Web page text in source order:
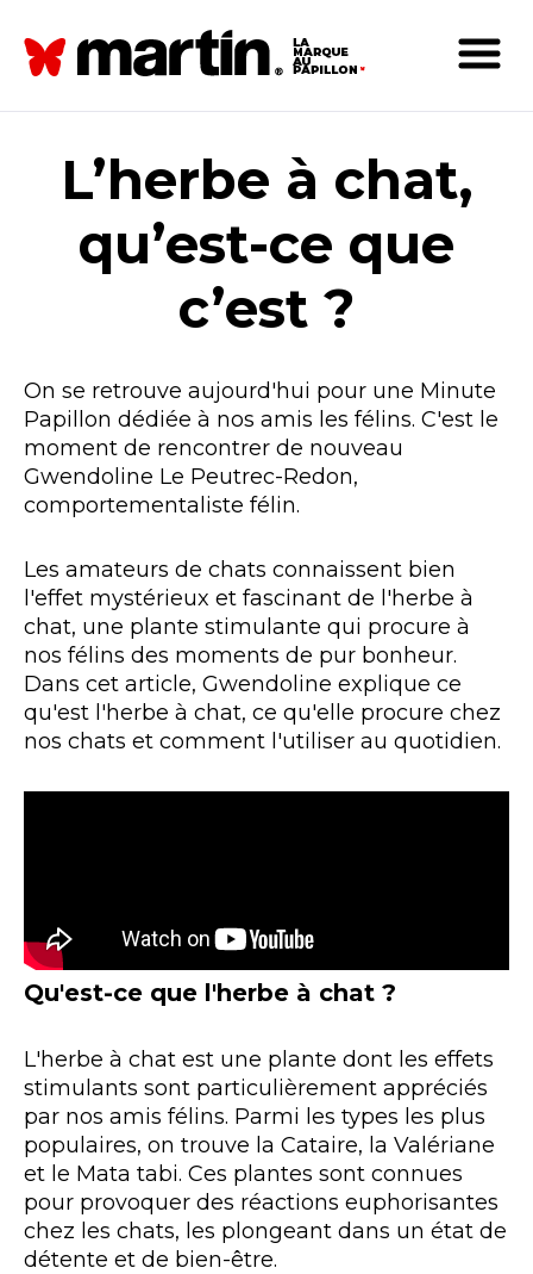
L’herbe à chat,
qu’est-ce que
c’est ?
On se retrouve aujourd'hui pour une Minute
Papillon dédiée à nos amis les félins. C'est le
moment de rencontrer de nouveau
Gwendoline Le Peutrec-Redon,
comportementaliste félin.
Les amateurs de chats connaissent bien
l'effet mystérieux et fascinant de l'herbe à
chat, une plante stimulante qui procure à
nos félins des moments de pur bonheur.
Dans cet article, Gwendoline explique ce
qu'est l'herbe à chat, ce qu'elle procure chez
nos chats et comment l'utiliser au quotidien.
Qu'est-ce que l'herbe à chat ?
L'herbe à chat est une plante dont les effets
stimulants sont particulièrement appréciés
par nos amis félins. Parmi les types les plus
populaires, on trouve la Cataire, la Valériane
et le Mata tabi. Ces plantes sont connues
pour provoquer des réactions euphorisantes
chez les chats, les plongeant dans un état de
détente et de bien-être.